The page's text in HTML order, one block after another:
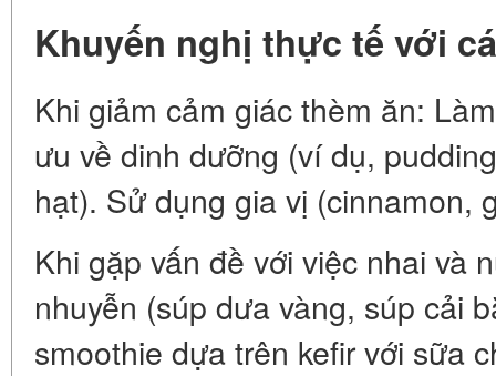
Khuyến nghị thực tế với
Khi giảm cảm giác thèm ăn:
ưu về dinh dưỡng (ví dụ,
hạt). Sử dụng gia vị (cinnamon,
Khi gặp vấn đề với việc nhai và
nhuyễn (súp dưa vàng, súp cải
smoothie dựa trên kefir với sữa